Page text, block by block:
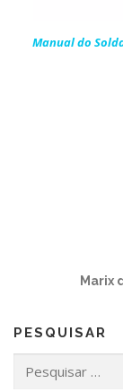
Manual do
Marix
PESQUISAR
por: